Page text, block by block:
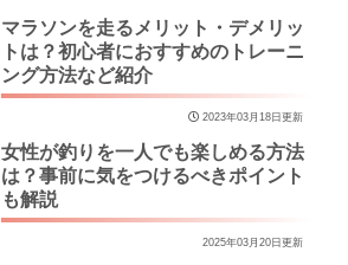
マラソンを走るメリット・デメリッ
トは？初心者におすすめのトレーニ
ング方法など紹介
2023年03月18日更新
女性が釣りを一人でも楽しめる方法
は？事前に気をつけるべきポイント
も解説
2025年03月20日更新